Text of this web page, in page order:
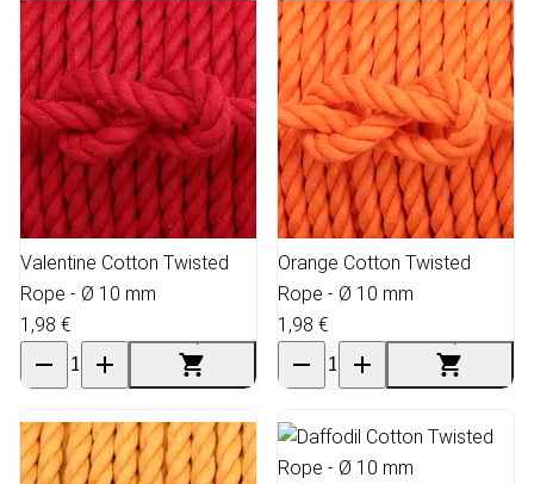
Valentine Cotton Twisted
Rope - Ø 10 mm
1,98 €
Orange Cotton Twisted
Rope - Ø 10 mm
1,98 €